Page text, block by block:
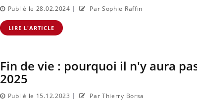
Publié le 28.02.2024 | Par Sophie Raffin
LIRE L'ARTICLE
Fin de vie : pourquoi il n'y aura
2025
Publié le 15.12.2023 | Par Thierry Borsa